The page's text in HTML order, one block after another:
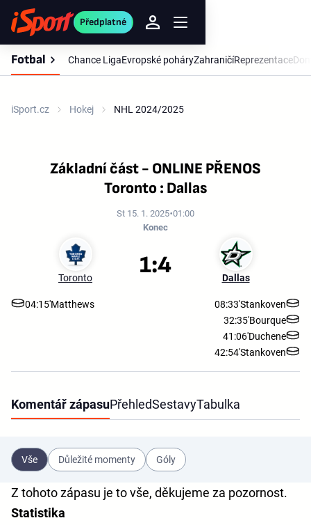
Předplatné
Fotbal Chance LigaEvropské poháryZahraničíReprezentace
iSport.cz Hokej NHL 2024/2025
Základní část - ONLINE PŘENOS
Toronto : Dallas
St 15. 1. 2025 01:00
Konec
Toronto Dallas
1:4
04:15'Matthews 08:33'Stankoven
32:35'Bourque
41:06'Duchene
42:54'Stankoven
Komentář zápasuPřehledSestavyTabulka
Vše Důležité momenty Góly
Z tohoto zápasu je to vše, děkujeme za pozornost.
Statistika